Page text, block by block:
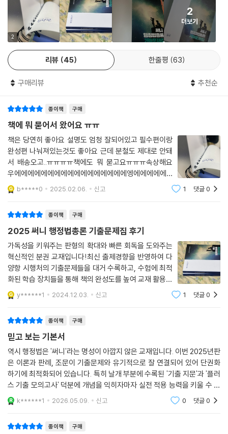
제2절 행정심판의 심리ㆍ재결
제3절 행정심판의 고지
제35강 행정소송 개관, 당사자소송 및 객관적 소송
제1절 행정소송의 개관
제2절 주관적 소송
제3절 객관적 소송
제36강 항고소송 1(취소소송의 의의 등)
제2절 취소소송의 당사자 등
제37강 항고소송 2(처분 등)
제1절 처분 등의 존재(대상적격의 문제)
제38강 항고소송 3(그 밖의 소송요건 및 소변경 등)
제1절 그 밖의 소송요건
제2절 소의 변경과 소제기의 효과
제39강 항고소송 4(취소소송의 심리 등)
제1절 취소소송의 심리 등
제40강 항고소송 5(무효등확인소송, 부작위위법확인소송)
제1절 무효등확인소송
제2절 부작위위법확인소송
〈완성편〉
제1편 행정법통론
제1강 행 정
제2절 통치행위
제2강 행정법의 의의
제1절 행정법의 지도원리
제2절 법치행정의 원리(행정의 법률적합성원칙)
제3강 행정법의 법원과 효력
제1절 행정법의 법원
제4강 행정법의 일반원칙
로써 자주 출제되는 기출지문과 관련법령, 판례를 주의 깊게 학습할 수 있
도록 내용 및 시각적 측면에서 세심히 배려하여 구성하였습니다.
관련판례 및 중요조문에 관련된 기출지문들을 적절히 배치하였습니다.
기출을 정리하여 각 논점별 관련기출에 배치함으로써 하나의 판례나 조문
구성하였습니다.
POINT 3. 학습 효과를 극대화하는 짜임새 있는 구성과 커리큘럼의 활용
낯설지만 풀어야 할 기출 선지를 플러스 모의고사로 수록하였습니다.
기존과 표현을 달리하거나 주의를 요하는 지문들을 객관식 문제 형태인
수 있도록 하였습니다.
‘기출 온라인 모의고사’를 통해 자기 주도학습력을 기를 수 있도록 하였습
니다.
편별로 삽입된 QR코드를 통해 복습 테스트 개념의 ‘기출 온라인 모의고
사’를 풀고 다양한 학습 리포트도 받아 볼 수 있습니다.
2
2
더보기
리뷰 45 한줄평 63
구매리뷰 추천순
종이책 구매
책에 뭐 묻어서 왔어요 ㅠㅠ
책은 당연히 좋아요 설명도 엄청 잘되어있고 필수편이랑
완성편 나눠져있는것도 좋아요 근데 분철도 제대로 안돼
서 배송오고..ㅠㅠㅠㅠ책에도 뭐 묻고요ㅠㅠㅠ속상해요
우에에에에에에에에에에에에에에에에에엥에에에에에
에애에에엥
b*****0 2025.02.06. 신고 1 댓글0
종이책 구매
2025 써니 행정법총론 기출문제집 후기
가독성을 키워주는 판형의 확대와 빠른 회독을 도와주는
혁신적인 분권 교재입니다!최신 출제경향을 반영하여 다
양항 시행처의 기출문제들을 대거 수록하고, 수험에 최적
화된 학습 장치들을 통해 책의 완성도를 높여 교재 활용의
효과를 극대화시켰네요!교재가 상당히 두꺼워서 공부할
게 많습니다??배송도 빠르고 교재 퀄리티 짱입니다!다들
y******1 2024.12.03. 신고 1 댓글0
종이책 구매
믿고 보는 기본서
역시 행정법은 '써니'라는 명성이 아깝지 않은 교재입니다. 이번 2025년판
은 이론과 판례, 조문이 기출문제와 유기적으로 잘 연결되어 있어 단권화
하기에 최적화되어 있습니다. 특히 날개 부분에 수록된 '기출 지문'과 '플러
스 기출 모의고사' 덕분에 개념을 익히자마자 실전 적용 능력을 키울 수 있
다는 점이 가장 큰 장점이에요. 가독성도 훌륭해서 두꺼운 기본서임에도
불구하고 회독
k******1 2026.05.09. 신고 0 댓글0
종이책 구매